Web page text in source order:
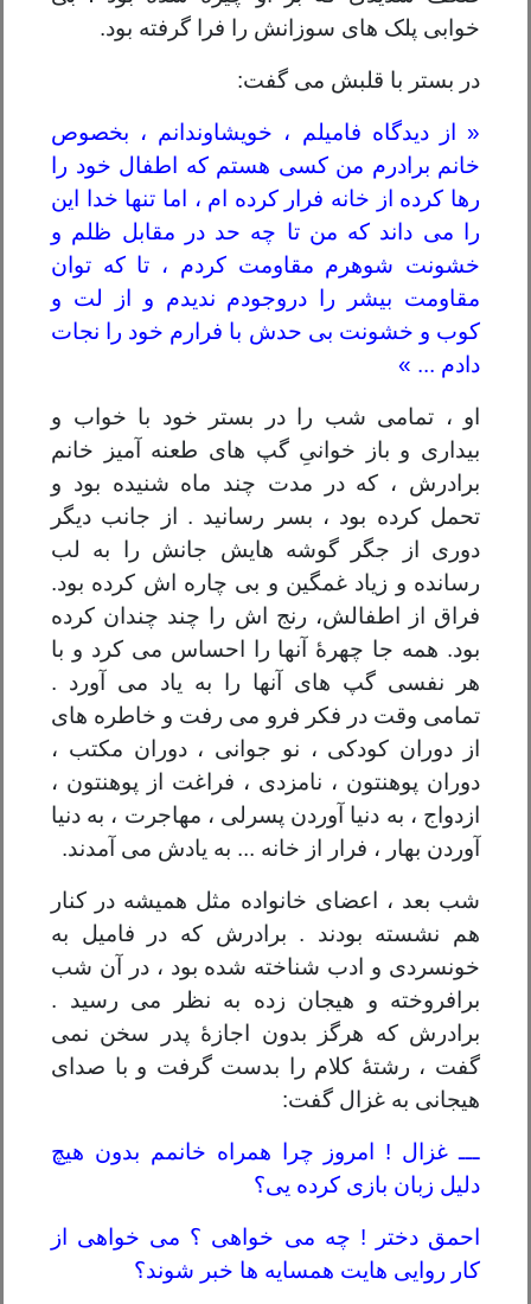
خوابی پلک های سوزانش را فرا گرفته بود.
در بستر با قلبش می گفت:
« از دیدگاه فامیلم ، خویشاوندانم ، بخصوص
خانم برادرم من کسی هستم که اطفال خود را
رها کرده از خانه فرار کرده ام ، اما تنها خدا این
را می داند که من تا چه حد در مقابل ظلم و
خشونت شوهرم مقاومت کردم ، تا که توان
مقاومت بیشر را دروجودم ندیدم و از لت و
کوب و خشونت بی حدش با فرارم خود را نجات
دادم ... »
او ، تمامی شب را در بستر خود با خواب و
بیداری و باز خوانیِ گپ های طعنه آمیز خانم
برادرش ، که در مدت چند ماه شنیده بود و
تحمل کرده بود ، بسر رسانید . از جانب دیگر
دوری از جگر گوشه هایش جانش را به لب
رسانده و زیاد غمگین و بی چاره اش کرده بود.
فراق از اطفالش، رنج اش را چند چندان کرده
بود. همه جا چهرۀ آنها را احساس می کرد و با
هر نفسی گپ های آنها را به یاد می آورد .
تمامی وقت در فکر فرو می رفت و خاطره های
از دوران کودکی ، نو جوانی ، دوران مکتب ،
دوران پوهنتون ، نامزدی ، فراغت از پوهنتون ،
ازدواج ، به دنیا آوردن پسرلی ، مهاجرت ، به دنیا
آوردن بهار ، فرار از خانه ... به یادش می آمدند.
شب بعد ، اعضای خانواده مثل همیشه در کنار
هم نشسته بودند . برادرش که در فامیل به
خونسردی و ادب شناخته شده بود ، در آن شب
برافروخته و هیجان زده به نظر می رسید .
برادرش که هرگز بدون اجازۀ پدر سخن نمی
گفت ، رشتۀ کلام را بدست گرفت و با صدای
هیجانی به غزال گفت:
ـــ غزال ! امروز چرا همراه خانمم بدون هیچ
دلیل زبان بازی کرده یی؟
احمق دختر ! چه می خواهی ؟ می خواهی از
کار روایی هایت همسایه ها خبر شوند؟